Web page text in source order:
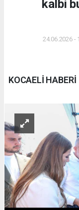
kalbi
24.06.2026 -
KOCAELİ HABERİ